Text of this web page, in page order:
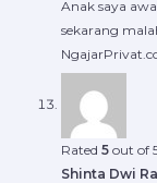
Anak saya
sekarang
Rated 5 out of
Shinta Dwi